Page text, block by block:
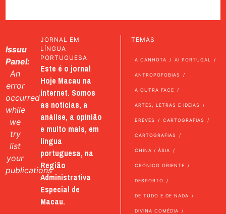
Issuu
Panel:
An
error
occurred
while
we
try
list
your
publications
JORNAL EM
LÍNGUA
PORTUGUESA
Este é o jornal
Hoje Macau na
internet. Somos
as notícias, a
análise, a opinião
e muito mais, em
língua
portuguesa, na
Região
Administrativa
Especial de
Macau.
TEMAS
A CANHOTA AI PORTUGAL
ANTROPOFOBIAS
A OUTRA FACE
ARTES, LETRAS E IDEIAS
BREVES CARTOGRAFIAS
CARTOGRAFIAS
CHINA / ÁSIA
CRÓNICO ORIENTE
DESPORTO
DE TUDO E DE NADA
DIVINA COMÉDIA